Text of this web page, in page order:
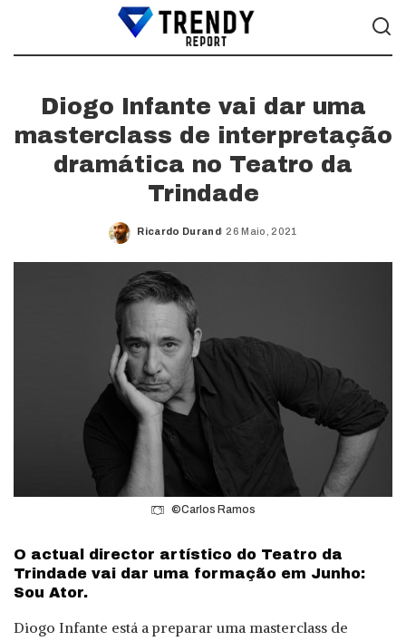
Diogo Infante vai dar uma
masterclass de interpretação
dramática no Teatro da
Trindade
Posted
Ricardo Durand 26 Maio, 2021
©Carlos Ramos
O actual director artístico do Teatro da
Trindade vai dar uma formação em Junho:
Sou Ator.
Diogo Infante está a preparar uma masterclass de